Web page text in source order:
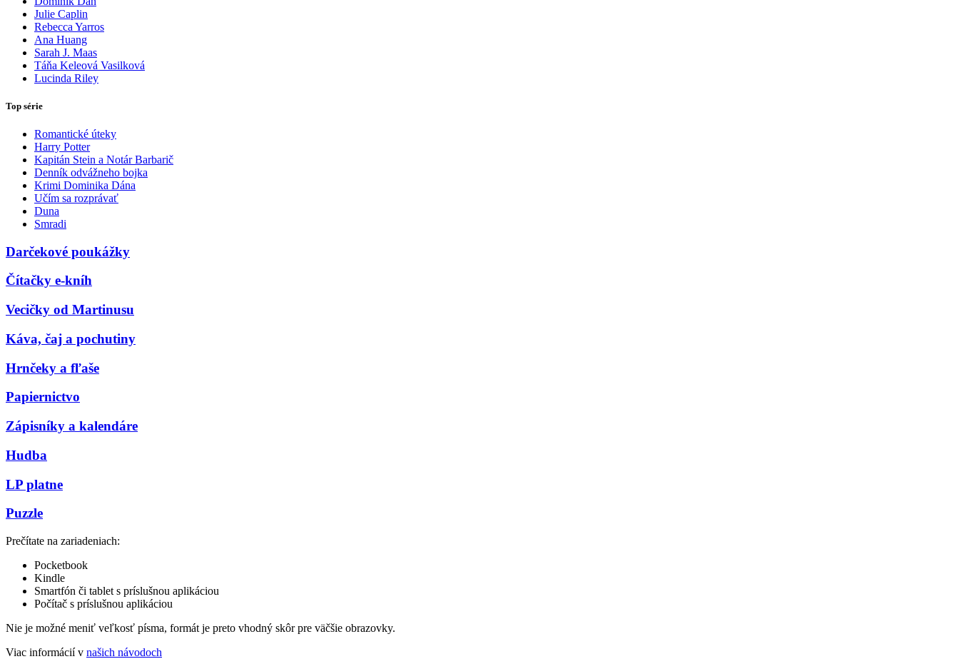
Julie Caplin
Rebecca Yarros
Ana Huang
Sarah J. Maas
Táňa Keleová Vasilková
Lucinda Riley
Top série
Romantické úteky
Harry Potter
Kapitán Stein a Notár Barbarič
Denník odvážneho bojka
Krimi Dominika Dána
Učím sa rozprávať
Duna
Smradi
Darčekové poukážky
Čítačky e-kníh
Vecičky od Martinusu
Káva, čaj a pochutiny
Hrnčeky a fľaše
Papiernictvo
Zápisníky a kalendáre
Hudba
LP platne
Puzzle
Prečítate na zariadeniach:
Pocketbook
Kindle
Smartfón či tablet s príslušnou aplikáciou
Počítač s príslušnou aplikáciou
Nie je možné meniť veľkosť písma, formát je preto vhodný skôr pre väčšie obrazovky.
Viac informácií v našich návodoch